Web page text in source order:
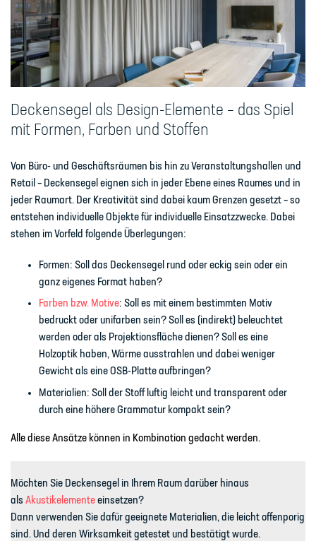
Deckensegel als Design-Elemente – das Spiel
mit Formen, Farben und Stoffen
Von Büro- und Geschäftsräumen bis hin zu Veranstaltungshallen und
Retail – Deckensegel eignen sich in jeder Ebene eines Raumes und in
jeder Raumart. Der Kreativität sind dabei kaum Grenzen gesetzt – so
entstehen individuelle Objekte für individuelle Einsatzzwecke. Dabei
stehen im Vorfeld folgende Überlegungen:
Formen: Soll das Deckensegel rund oder eckig sein oder ein
ganz eigenes Format haben?
Farben bzw. Motive: Soll es mit einem bestimmten Motiv
bedruckt oder unifarben sein? Soll es (indirekt) beleuchtet
werden oder als Projektionsfläche dienen? Soll es eine
Holzoptik haben, Wärme ausstrahlen und dabei weniger
Gewicht als eine OSB-Platte aufbringen?
Materialien: Soll der Stoff luftig leicht und transparent oder
durch eine höhere Grammatur kompakt sein?
Alle diese Ansätze können in Kombination gedacht werden.
Möchten Sie Deckensegel in Ihrem Raum darüber hinaus
als Akustikelementeeinsetzen?
Dann verwenden Sie dafür geeignete Materialien, die leicht offenporig
sind. Und deren Wirksamkeit getestet und bestätigt wurde.